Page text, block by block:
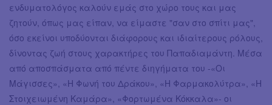
ενδυματολόγος καλούν εμάς στο χώρο τους και μας
ζητούν, όπως μας είπαν, να είμαστε "σαν στο σπίτι μας",
όσο εκείνοι υποδύονται διάφορους και ιδιαίτερους ρόλους,
δίνοντας ζωή στους χαρακτήρες του Παπαδιαμάντη. Μέσα
από αποσπάσματα από πέντε διηγήματα του -«Οι
Μάγισσες», «Η Φωνή του Δράκου», «Η Φαρμακολύτρα», «Η
Στοιχειωμένη Καμάρα», «Φορτωμένα Κόκκαλα»- οι